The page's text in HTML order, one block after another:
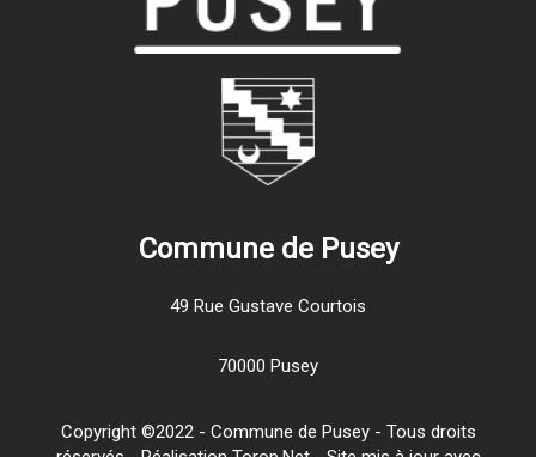
Commune de Pusey
49 Rue Gustave Courtois
70000 Pusey
Copyright ©2022 - Commune de Pusey - Tous droits